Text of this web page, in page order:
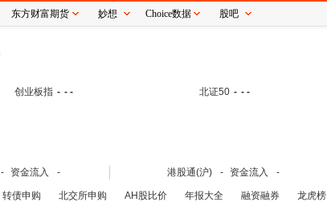
创业板指 - - - 北证50 - - -
- 资金流入 - 港股通(沪) - 资金流入 -
转债申购 北交所申购 AH股比价 年报大全 融资融券 龙虎榜
东方财富期货 妙想 Choice数据 股吧